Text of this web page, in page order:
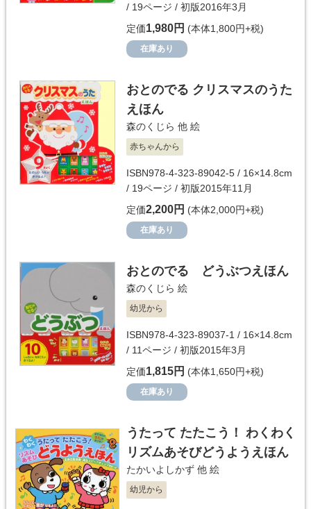
/ 19ページ / 初版2016年3月
定価1,980円 (本体1,800円+税)
在庫あり
おとのでる クリスマスのうた
えほん
森のくじら 他 絵
赤ちゃんから
ISBN978-4-323-89042-5 / 16×14.8cm
/ 19ページ / 初版2015年11月
定価2,200円 (本体2,000円+税)
在庫あり
おとのでる どうぶつえほん
森のくじら 絵
幼児から
ISBN978-4-323-89037-1 / 16×14.8cm
/ 11ページ / 初版2015年3月
定価1,815円 (本体1,650円+税)
在庫あり
うたって たたこう！ わくわく
リズムあそびどうようえほん
たかいよしかず 他 絵
幼児から